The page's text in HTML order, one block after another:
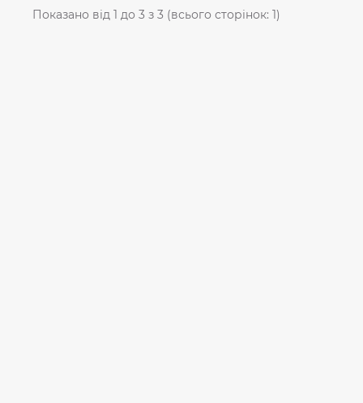
Показано від 1 до 3 з 3 (всього сторінок: 1)